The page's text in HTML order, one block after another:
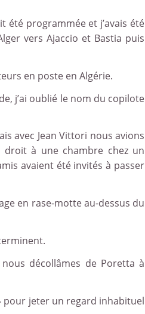
été programmée et j’avais été
vers Ajaccio et Bastia puis
en poste en Algérie.
j’ai oublié le nom du copilote
avec Jean Vittori nous avions
droit à une chambre chez un
avaient été invités à passer
en rase-motte au-dessus du
décollâmes de Poretta à
pour jeter un regard inhabituel